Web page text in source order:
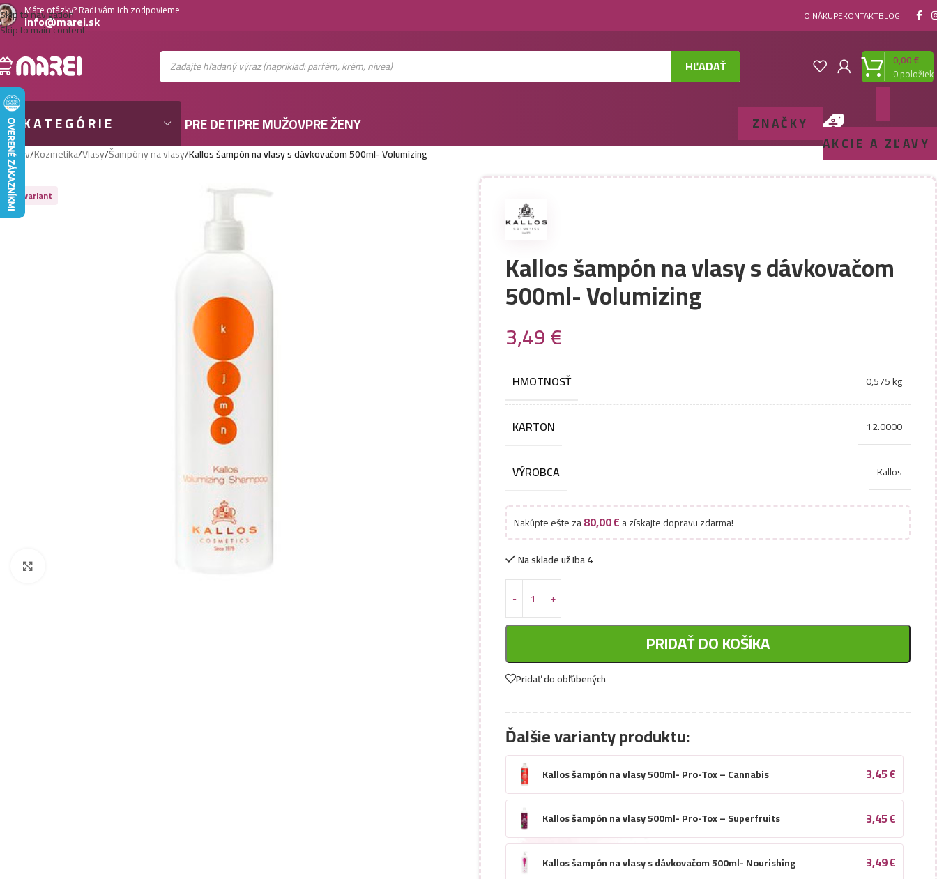
Skip to navigation
Skip to main content
Máte otázky? Radi vám ich zodpovieme
info@marei.sk O NÁKUPEKONTAKTBLOG
HĽADAŤ 0položiek
0,00€
KATEGÓRIE PRE DETIPRE MUŽOVPRE ŽENY
ZNAČKY
AKCIE A ZĽAVY
Domov/Kozmetika/Vlasy/Šampóny na vlasy/Kallos šampón na vlasy s dávkovačom 500ml- Volumizing
Viac variant
Kallos šampón na vlasy s dávkovačom
500ml- Volumizing
3,49€
HMOTNOSŤ 0,575 kg
KARTON 12.0000
VÝROBCA Kallos
Nakúpte ešte za80,00€a získajte dopravu zdarma!
Na sklade už iba 4
PRIDAŤ DO KOŠÍKA
Pridať do obľúbených
Ďalšie varianty produktu:
Kallos šampón na vlasy 500ml- Pro-Tox – Cannabis 3,45€
Kallos šampón na vlasy 500ml- Pro-Tox – Superfruits 3,45€
Kallos šampón na vlasy s dávkovačom 500ml- Nourishing 3,49€